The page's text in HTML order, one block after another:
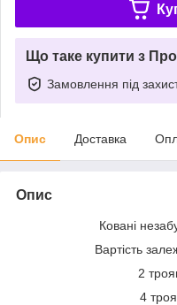
Що таке купити з
Замовлення під
Опис Доставка
Опис
Ковані
Вартість
2
4